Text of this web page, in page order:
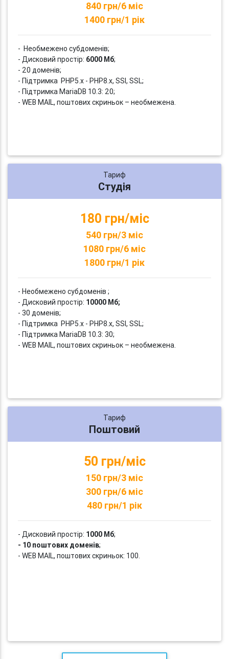
840 грн/6 міс
1400 грн/1 рік
- Необмежено субдоменів;
- Дисковий простір: 6000 Мб;
- 20 доменів;
- Підтримка PHP5.x - PHP8.x, SSI, SSL;
- Підтримка MariaDB 10.3: 20;
- WEB MAIL, поштових скриньок – необмежена.
Тариф
Студія
180 грн/міс
540 грн/3 міс
1080 грн/6 міс
1800 грн/1 рік
- Необмежено субдоменів ;
- Дисковий простір: 10000 Мб;
- 30 доменів;
- Підтримка PHP5.x - PHP8.x, SSI, SSL;
- Підтримка MariaDB 10.3: 30;
- WEB MAIL, поштових скриньок – необмежена.
Тариф
Поштовий
50 грн/міс
150 грн/3 міс
300 грн/6 міс
480 грн/1 рік
- Дисковий простір: 1000 Мб;
- 10 поштових доменів;
- WEB MAIL, поштових скриньок: 100.